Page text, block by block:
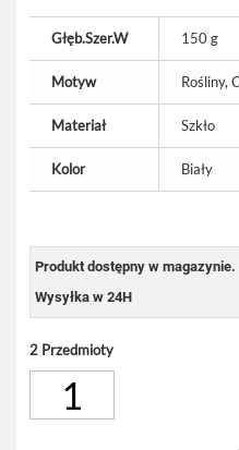
Głęb.Szer.W 150 g
Motyw Rośliny,
Materiał Szkło
Kolor Biały
Produkt dostępny w magazynie.
Wysyłka w 24H
2 Przedmioty